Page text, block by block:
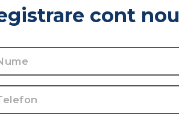
cont nou